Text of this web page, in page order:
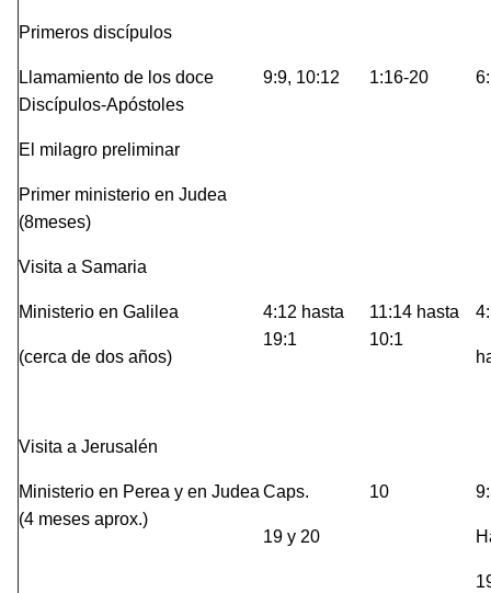
Primeros discípulos
Llamamiento de los doce
Discípulos-Apóstoles
9:9, 10:12 1:16-20
El milagro preliminar
Primer ministerio en Judea
(8meses)
Visita a Samaria
Ministerio en Galilea
(cerca de dos años)
4:12 hasta
19:1
11:14 hasta
10:1
Visita a Jerusalén
Ministerio en Perea y en Judea
(4 meses aprox.)
Caps.
19 y 20
10